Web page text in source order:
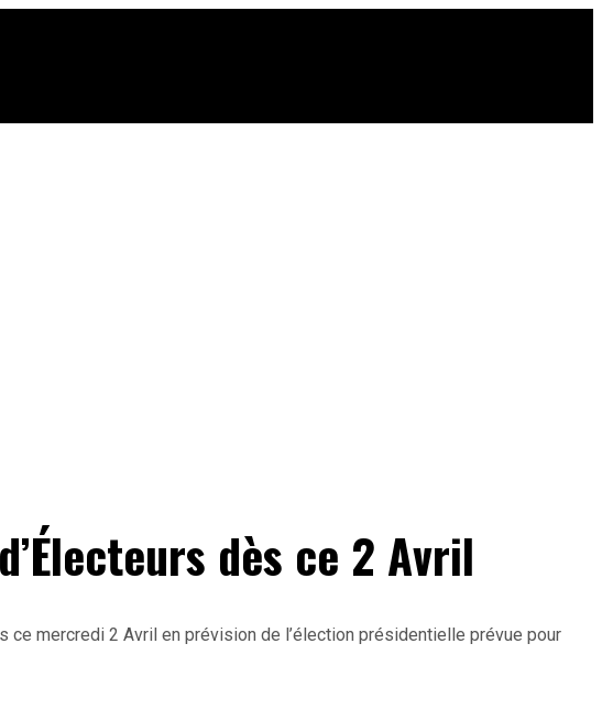
dès ce 2 Avril
mercredi 2 Avril en prévision de l’élection présidentielle prévue pour